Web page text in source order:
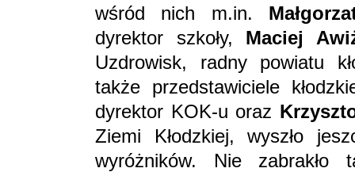
wśród nich m.in.
dyrektor szkoły, Maciej
Uzdrowisk, radny powiatu
także przedstawiciele
dyrektor KOK-u oraz
Ziemi Kłodzkiej, wyszło
wyróżników. Nie zabrakło